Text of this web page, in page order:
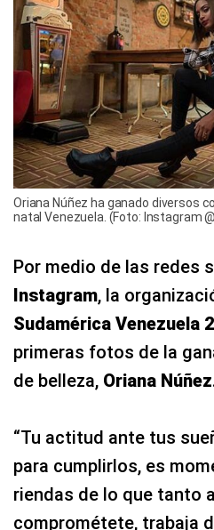
Oriana Núñez ha ganado diversos
natal Venezuela. (Foto: Instagram
Por medio de las redes
Instagram, la
Sudamérica Venezuela
primeras fotos de la
de belleza, Oriana Núñez
“Tu actitud ante tus
para cumplirlos, es
riendas de lo que tanto
comprométete, trabaja